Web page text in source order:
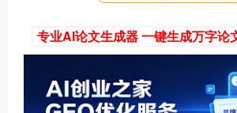
专业AI论文生成器 一键生成万字论